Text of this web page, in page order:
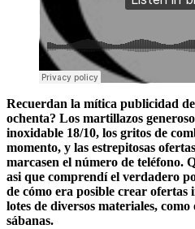
Recuerdan la mítica publicidad de
ochenta? Los martillazos
inoxidable 18/10, los gritos de
momento, y las estrepitosas
marcasen el número de teléfono.
asi que comprendí el verdadero
de cómo era posible crear
lotes de diversos materiales,
sábanas.